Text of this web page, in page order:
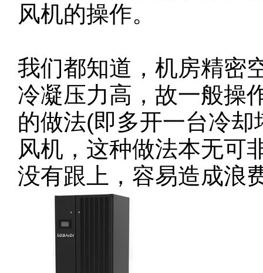
风机的操作。
我们都知道，机房精密
冷凝压力高，故一般操
的做法(即多开一台冷
风机，这种做法本无可
没有跟上，容易造成浪